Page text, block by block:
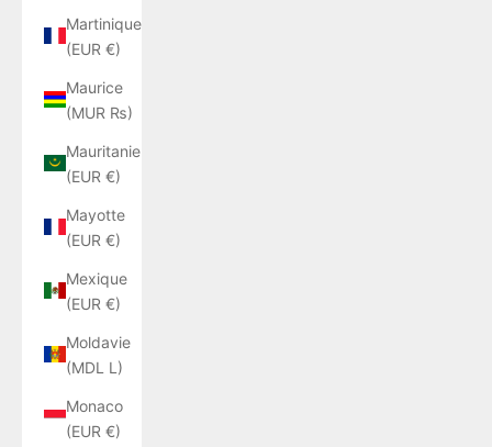
Martinique
(EUR €)
Maurice
(MUR ₨)
Mauritanie
(EUR €)
Mayotte
(EUR €)
Mexique
(EUR €)
Moldavie
(MDL L)
Monaco
(EUR €)